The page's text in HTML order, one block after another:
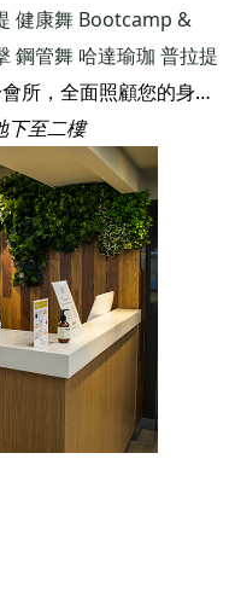
健康舞 Bootcamp &
鋼管舞 哈達瑜珈 普拉提
Goji Studios是一間獨一無二的健身會所，全面照顧您的身心靈健康。我們深信， 只要您了解身體如何運作，再配合適當的飲食和運動來滋養身體，您將從內到外看到成果。 我們相信，即使生活在繁華的香港，只要您願意，您也可以活得健康。
下至二樓